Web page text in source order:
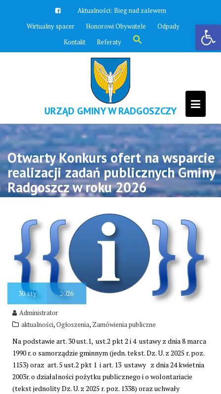
Otwórz pasek narzędzi
Aktualności: Bieg nad zalewem
Wirtualny spacer
Honorowi Obywatele
Odpady
Kontakt
Referaty Search
for:
Search Button
URZĄD GMINY W RADGOSZCZY
Otwarty Konkurs ofert na wsparcie
realizacji zadań publicznych Gminy
Radgoszcz w roku 2026
30sty 2026
Administrator
aktualności,Ogłoszenia, Zamówienia publiczne
Na podstawie art. 30 ust.1, ust.2 pkt 2 i 4 ustawy z dnia 8 marca
1990 r. o samorządzie gminnym (jedn. tekst. Dz. U. z 2025 r. poz.
1153) oraz art. 5 ust.2 pkt 1 i art. 13 ustawy z dnia 24 kwietnia
2003r. o działalności pożytku publicznego i o wolontariacie
(tekst jednolity Dz. U. z 2025 r. poz. 1338) oraz uchwały